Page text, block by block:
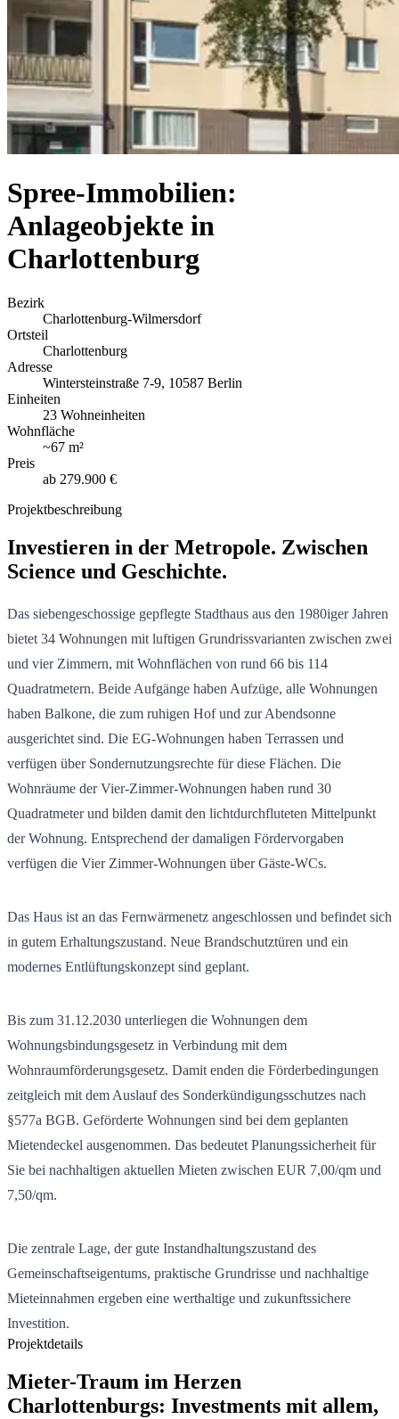
Spree-Immobilien:
Anlageobjekte in
Charlottenburg
Bezirk
Charlottenburg-Wilmersdorf
Ortsteil
Charlottenburg
Adresse
Wintersteinstraße 7-9, 10587 Berlin
Einheiten
23 Wohneinheiten
Wohnfläche
~67 m²
Preis
ab 279.900 €
Projektbeschreibung
Investieren in der Metropole. Zwischen
Science und Geschichte.
Das siebengeschossige gepflegte Stadthaus aus den 1980iger Jahren
bietet 34 Wohnungen mit luftigen Grundrissvarianten zwischen zwei
und vier Zimmern, mit Wohnflächen von rund 66 bis 114
Quadratmetern. Beide Aufgänge haben Aufzüge, alle Wohnungen
haben Balkone, die zum ruhigen Hof und zur Abendsonne
ausgerichtet sind. Die EG-Wohnungen haben Terrassen und
verfügen über Sondernutzungsrechte für diese Flächen. Die
Wohnräume der Vier-Zimmer-Wohnungen haben rund 30
Quadratmeter und bilden damit den lichtdurchfluteten Mittelpunkt
der Wohnung. Entsprechend der damaligen Fördervorgaben
verfügen die Vier Zimmer-Wohnungen über Gäste-WCs.
Das Haus ist an das Fernwärmenetz angeschlossen und befindet sich
in gutem Erhaltungszustand. Neue Brandschutztüren und ein
modernes Entlüftungskonzept sind geplant.
Bis zum 31.12.2030 unterliegen die Wohnungen dem
Wohnungsbindungsgesetz in Verbindung mit dem
Wohnraumförderungsgesetz. Damit enden die Förderbedingungen
zeitgleich mit dem Auslauf des Sonderkündigungsschutzes nach
§577a BGB. Geförderte Wohnungen sind bei dem geplanten
Mietendeckel ausgenommen. Das bedeutet Planungssicherheit für
Sie bei nachhaltigen aktuellen Mieten zwischen EUR 7,00/qm und
7,50/qm.
Die zentrale Lage, der gute Instandhaltungszustand des
Gemeinschaftseigentums, praktische Grundrisse und nachhaltige
Mieteinnahmen ergeben eine werthaltige und zukunftssichere
Investition.
Projektdetails
Mieter-Traum im Herzen
Charlottenburgs: Investments mit allem,